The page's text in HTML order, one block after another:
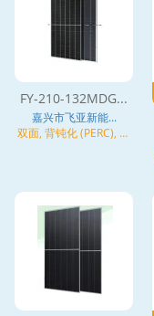
FY-210-132MDG...
嘉兴市飞亚新能...
双面, 背钝化 (PERC), 异